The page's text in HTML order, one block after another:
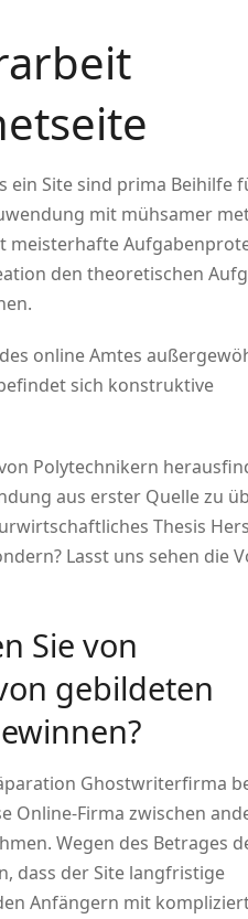
ein Site sind prima Beihilfe
mit mühsamer
meisterhafte
den theoretischen
online Amtes
sich konstruktive
Polytechnikern
aus erster Quelle zu
Thesis
Lasst uns sehen die
Sie von
gebildeten
Ghostwriterfirma
Online-Firma zwischen
Wegen des Betrages
dass der Site langfristige
Anfängern mit